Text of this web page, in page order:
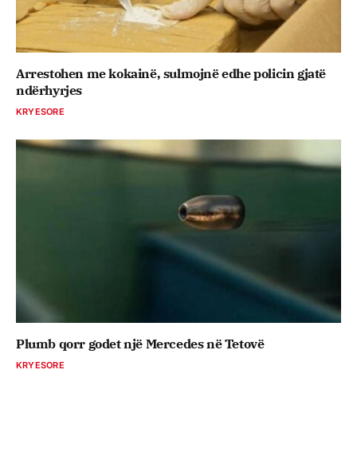
Arrestohen me kokainë, sulmojnë edhe policin gjatë
ndërhyrjes
KRYESORE
Plumb qorr godet një Mercedes në Tetovë
KRYESORE